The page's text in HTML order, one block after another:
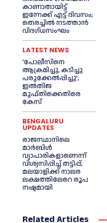
കാണാതായിട്ട്
ഇന്നേക്ക് എട്ട് ദിവസം;
തെരച്ചില്‍ നടത്താൻ
വിദഗ്ധസംഘം
LATEST NEWS
‘പോലീസിനെ
ആക്രമിച്ചു, കടിച്ചു
പരുക്കേല്‍പ്പിച്ചു’;
ഇല്‍തിജ
മുഫ്തിക്കെതിരെ
കേസ്
BENGALURU
UPDATES
രാജസ്ഥാനിലെ
മാർബിൾ
വ്യാപാരികളാണെന്ന്
വിശ്വസിപ്പിച്ച് തട്ടിപ്പ്;
മലയാളിക്ക് നാലര
ലക്ഷത്തിലേറെ രൂപ
നഷ്ടമായി
Related Articles